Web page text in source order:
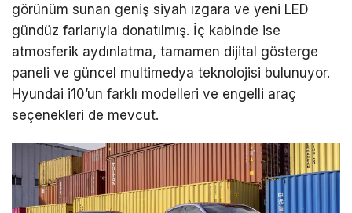
görünüm sunan geniş siyah ızgara ve yeni LED
gündüz farlarıyla donatılmış. İç kabinde ise
atmosferik aydınlatma, tamamen dijital gösterge
paneli ve güncel multimedya teknolojisi bulunuyor.
Hyundai i10’un farklı modelleri ve engelli araç
seçenekleri de mevcut.